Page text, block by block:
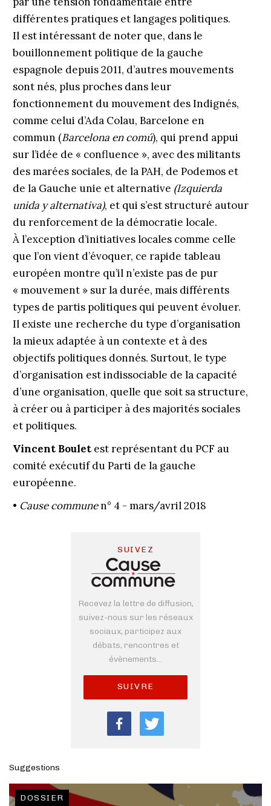
différentes pratiques et langages politiques.
Il est intéressant de noter que, dans le
bouillonnement politique de la gauche
espagnole depuis 2011, d’autres mouvements
sont nés, plus proches dans leur
fonctionnement du mouvement des Indignés,
comme celui d’Ada Colau, Barcelone en
commun (Barcelona en comú), qui prend appui
sur l’idée de « confluence », avec des militants
des marées sociales, de la PAH, de Podemos et
de la Gauche unie et alternative (Izquierda
unida y alternativa), et qui s’est structuré autour
du renforcement de la démocratie locale.
À l’exception d’initiatives locales comme celle
que l’on vient d’évoquer, ce rapide tableau
européen montre qu’il n’existe pas de pur
« mouvement » sur la durée, mais différents
types de partis politiques qui peuvent évoluer.
Il existe une recherche du type d’organisation
la mieux adaptée à un contexte et à des
objectifs politiques donnés. Surtout, le type
d’organisation est indissociable de la capacité
d’une organisation, quelle que soit sa structure,
à créer ou à participer à des majorités sociales
et politiques.
Vincent Bouletest représentant du PCF au
comité exécutif du Parti de la gauche
européenne.
• Cause communen° 4 - mars/avril 2018
SUIVEZ
Recevez la lettre de diffusion,
suivez-nous sur les réseaux
sociaux, participez aux
débats, rencontres et
évènements...
SUIVRE
Suggestions
DOSSIER